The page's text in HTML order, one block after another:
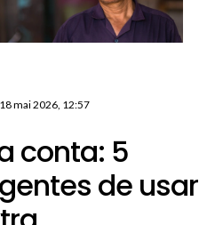
u
s
18 mai 2026, 12:57
conta: 5
de usar